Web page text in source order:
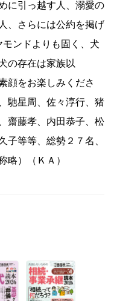
に引っ越す人、溺愛の
、さらには公約を掲げ
ンドよりも固く、犬
の存在は家族以
顔をお楽しみくださ
馳星周、佐々淳行、猪
齋藤孝、内田恭子、松
子等等、総勢２７名、
略）（ＫＡ）